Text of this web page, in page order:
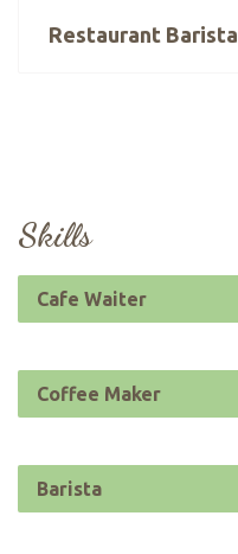
Restaurant Barista
Skills
Cafe Waiter
Coffee Maker
Barista